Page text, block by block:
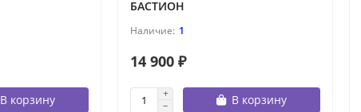
В корзину
БАСТИОН
1
14 900 ₽
В корзину